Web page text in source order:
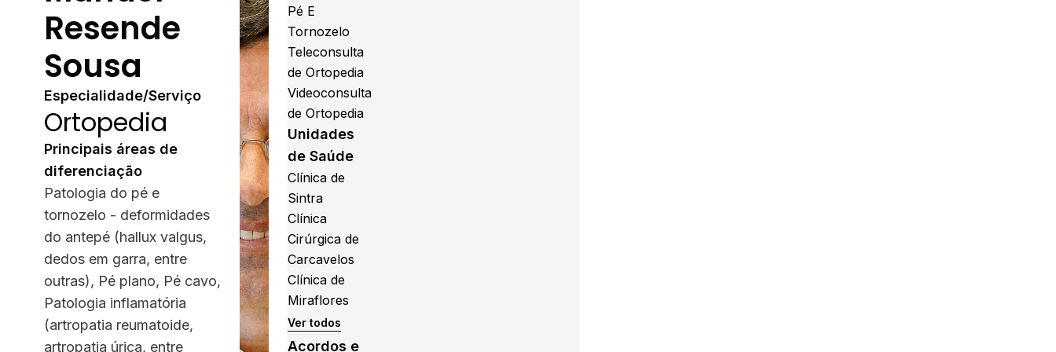
Resende
Sousa
Especialidade/Serviço
Ortopedia
Principais áreas de
diferenciação
Patologia do pé e
tornozelo - deformidades
do antepé (hallux valgus,
dedos em garra, entre
outras), Pé plano, Pé cavo,
Patologia inflamatória
(artropatia reumatoide,
artropatia úrica, entre
Pé E
Tornozelo
Teleconsulta
de Ortopedia
Videoconsulta
de Ortopedia
Unidades
de Saúde
Clínica de
Sintra
Clínica
Cirúrgica de
Carcavelos
Clínica de
Miraflores
Ver todos
Acordos e